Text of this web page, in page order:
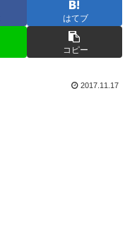
はてブ
コピー
2017.11.17